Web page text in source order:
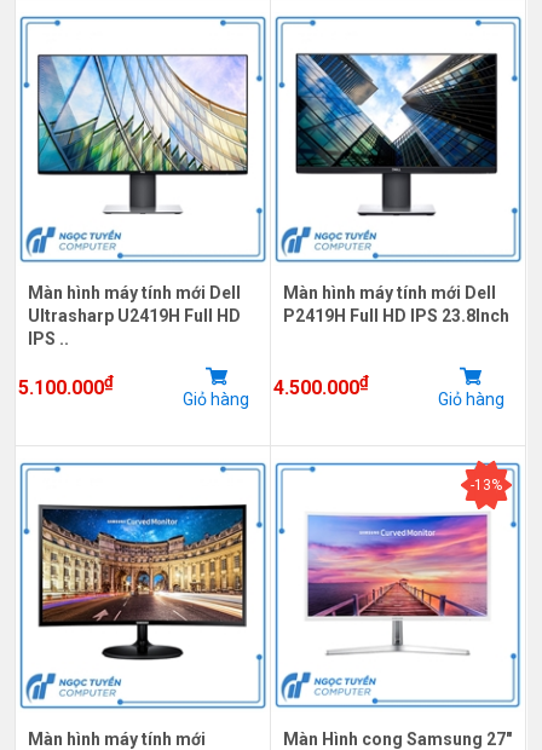
Màn hình máy tính mới Dell
Ultrasharp U2419H Full HD
IPS ..
5.100.000₫
Giỏ hàng
Màn hình máy tính mới Dell
P2419H Full HD IPS 23.8Inch
4.500.000₫
Giỏ hàng
Màn hình máy tính mới
-13%
Màn Hình cong Samsung 27"